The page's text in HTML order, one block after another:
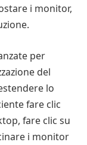
i monitor,
per
del
lo
fare clic
fare clic su
i monitor